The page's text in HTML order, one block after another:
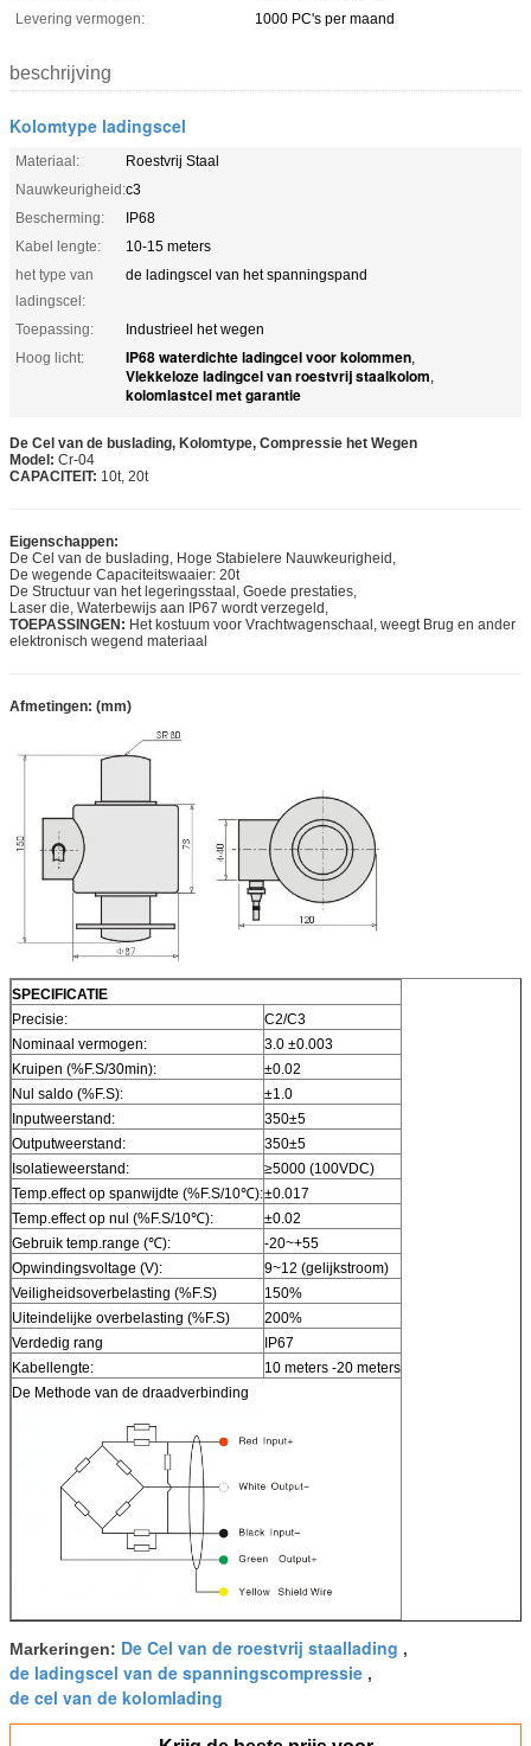
Levering vermogen:
1000 PC's per maand
beschrijving
Kolomtype ladingscel
Materiaal:
Roestvrij Staal
Nauwkeurigheid:c3
Bescherming:
IP68
Kabel lengte:
10-15 meters
het type van
ladingscel:
de ladingscel van het spanningspand
Toepassing:
Industrieel het wegen
Hoog licht:
IP68 waterdichte ladingcel voor kolommen,
Vlekkeloze ladingcel van roestvrij staalkolom,
kolomlastcel met garantie
De Cel van de buslading, Kolomtype, Compressie het Wegen
Model: Cr-04
CAPACITEIT: 10t, 20t
Eigenschappen:
De Cel van de buslading, Hoge Stabielere Nauwkeurigheid,
De wegende Capaciteitswaaier: 20t
De Structuur van het legeringsstaal, Goede prestaties,
Laser die, Waterbewijs aan IP67 wordt verzegeld,
TOEPASSINGEN: Het kostuum voor Vrachtwagenschaal, weegt Brug en ander
elektronisch wegend materiaal
Afmetingen: (mm)
SPECIFICATIE
Precisie:
C2/C3
Nominaal vermogen:
3.0 ±0.003
Kruipen (%F.S/30min):
±0.02
Nul saldo (%F.S):
±1.0
Inputweerstand:
350±5
Outputweerstand:
350±5
Isolatieweerstand:
≥5000 (100VDC)
Temp.effect op spanwijdte (%F.S/10℃):±0.017
Temp.effect op nul (%F.S/10℃):
±0.02
Gebruik temp.range (℃):
-20~+55
Opwindingsvoltage (V):
9~12 (gelijkstroom)
Veiligheidsoverbelasting (%F.S)
150%
Uiteindelijke overbelasting (%F.S)
200%
Verdedig rang
IP67
Kabellengte:
10 meters -20 meters
De Methode van de draadverbinding
Markeringen: De Cel van de roestvrij staallading ,
de ladingscel van de spanningscompressie ,
de cel van de kolomlading